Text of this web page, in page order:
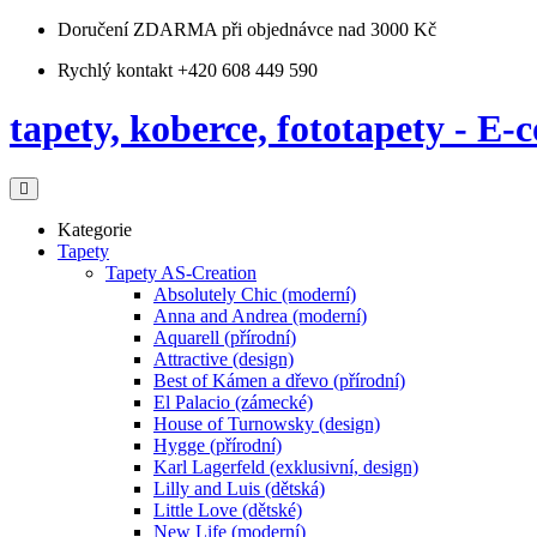
Doručení ZDARMA při objednávce nad 3000 Kč
Rychlý kontakt +420 608 449 590
tapety, koberce, fototapety - E-
Kategorie
Tapety
Tapety AS-Creation
Absolutely Chic (moderní)
Anna and Andrea (moderní)
Aquarell (přírodní)
Attractive (design)
Best of Kámen a dřevo (přírodní)
El Palacio (zámecké)
House of Turnowsky (design)
Hygge (přírodní)
Karl Lagerfeld (exklusivní, design)
Lilly and Luis (dětská)
Little Love (dětské)
New Life (moderní)